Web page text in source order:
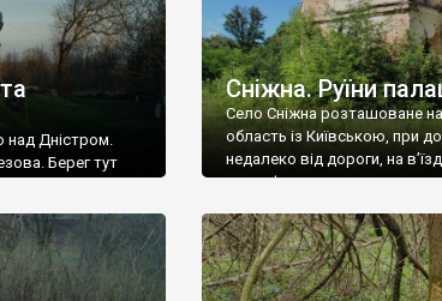
над Дністром.
Берег тут
навколишніх
Точної дати […]
Сніжна. Руїни
Село Сніжна розташоване на
область із Київською, при
недалеко від дороги, на
рельєфне пано, яке показує
дороги їх не видно, але
[…]